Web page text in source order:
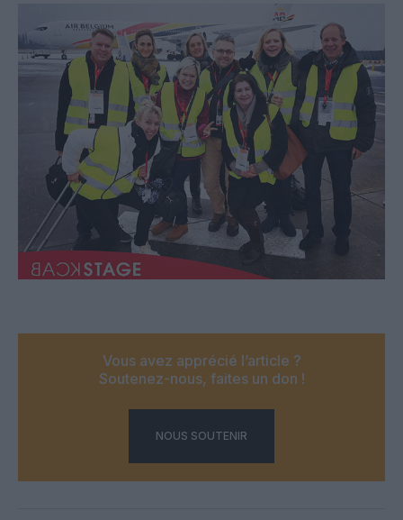
Vous avez apprécié l’article ?
Soutenez-nous, faites un don !
NOUS SOUTENIR